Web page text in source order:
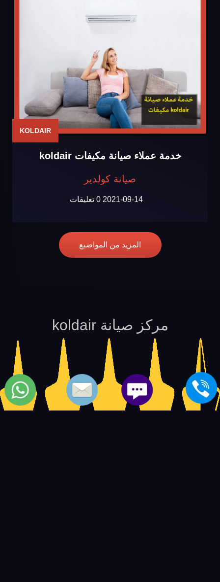
KOLDAIR
خدمة عملاء صيانة مكيفات koldair
صيانة كولدير
2021-09-14 0 تعليقات
المزيد من المواضيع
مركز صيانة koldair